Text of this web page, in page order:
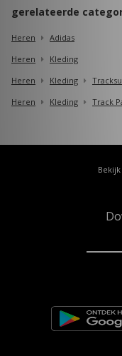
gerelateerde
Heren
Adidas
Heren
Kleding
Heren
Kleding
Heren
Kleding Track